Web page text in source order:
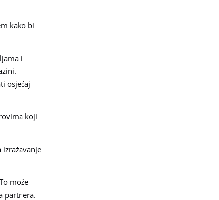
kako bi
i
osjećaj
koji
može
partnera.